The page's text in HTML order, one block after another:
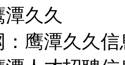
久久
：鹰潭久久